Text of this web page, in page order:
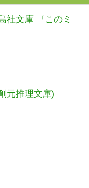
社文庫 『このミ
元推理文庫)